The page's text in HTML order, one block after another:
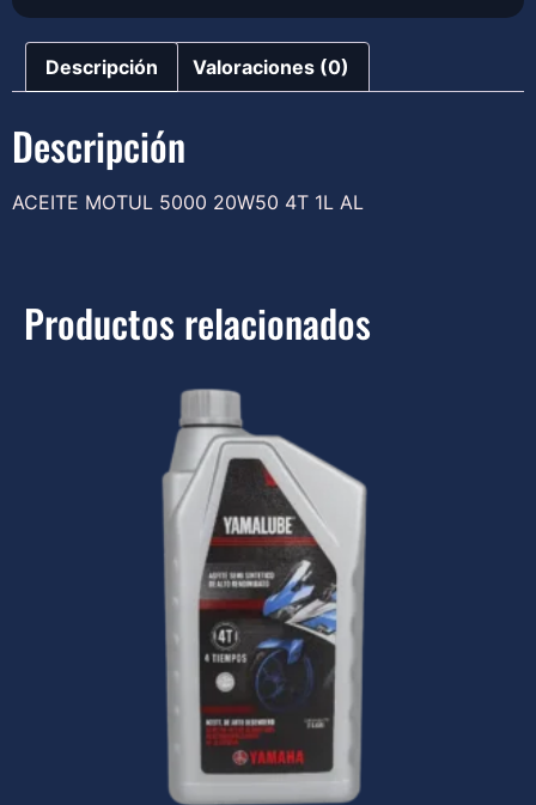
Descripción Valoraciones (0)
Descripción
ACEITE MOTUL 5000 20W50 4T 1L AL
Productos relacionados